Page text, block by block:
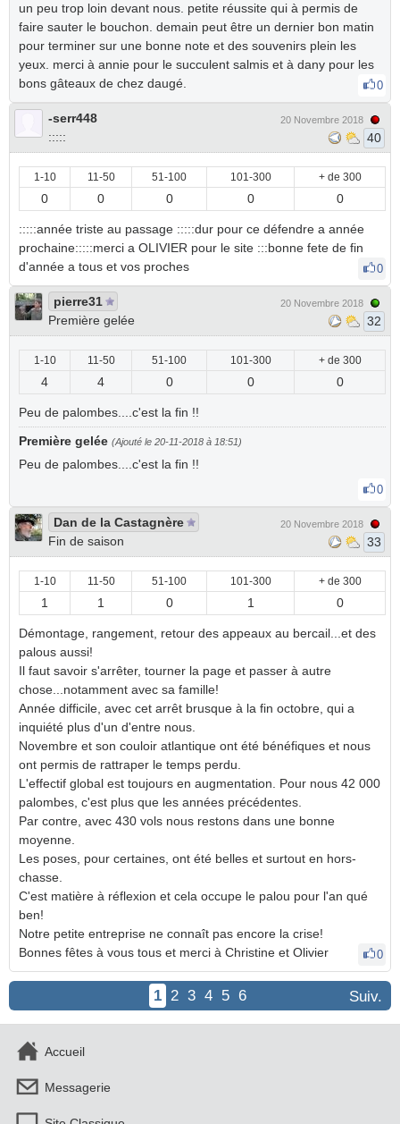
un peu trop loin devant nous. petite réussite qui à permis de
faire sauter le bouchon. demain peut être un dernier bon matin
pour terminer sur une bonne note et des souvenirs plein les
yeux. merci à annie pour le succulent salmis et à dany pour les
bons gâteaux de chez daugé.
0
-serr448
:::::
20 Novembre 2018
40
1-10 11-50 51-100 101-300 + de 300
0 0 0 0 0
:::::année triste au passage :::::dur pour ce défendre a année
prochaine:::::merci a OLIVIER pour le site :::bonne fete de fin
d'année a tous et vos proches
0
pierre31
Première gelée
20 Novembre 2018
32
1-10 11-50 51-100 101-300 + de 300
4 4 0 0 0
Peu de palombes....c'est la fin !!
Première gelée (Ajouté le 20-11-2018 à 18:51)
Peu de palombes....c'est la fin !!
0
Dan de la Castagnère
Fin de saison
20 Novembre 2018
33
1-10 11-50 51-100 101-300 + de 300
1 1 0 1 0
Démontage, rangement, retour des appeaux au bercail...et des
palous aussi!
Il faut savoir s'arrêter, tourner la page et passer à autre
chose...notamment avec sa famille!
Année difficile, avec cet arrêt brusque à la fin octobre, qui a
inquiété plus d'un d'entre nous.
Novembre et son couloir atlantique ont été bénéfiques et nous
ont permis de rattraper le temps perdu.
L'effectif global est toujours en augmentation. Pour nous 42 000
palombes, c'est plus que les années précédentes.
Par contre, avec 430 vols nous restons dans une bonne
moyenne.
Les poses, pour certaines, ont été belles et surtout en hors-
chasse.
C'est matière à réflexion et cela occupe le palou pour l'an qué
ben!
Notre petite entreprise ne connaît pas encore la crise!
Bonnes fêtes à vous tous et merci à Christine et Olivier
0
Suiv.
1 2 3 4 5 6
Accueil
Messagerie